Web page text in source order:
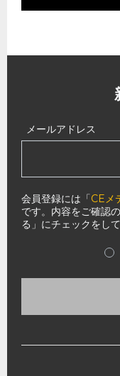
メールアドレス
会員登録には「CEメ
です。内容をご確認
る」にチェックをし